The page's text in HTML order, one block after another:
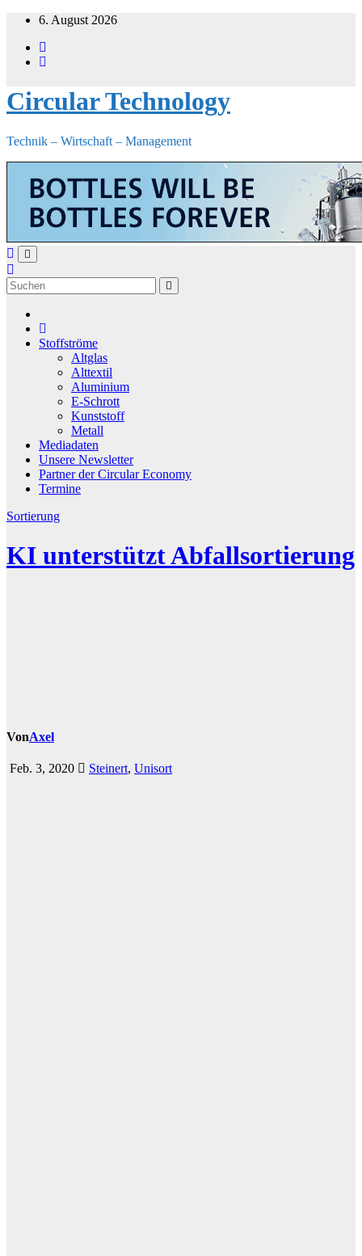
Zum
springen
6. August 2026
Circular Technology
Technik – Wirtschaft – Management
Stoffströme
Altglas
Alttextil
Aluminium
E-Schrott
Kunststoff
Metall
Mediadaten
Unsere Newsletter
Partner der Circular Economy
Termine
Sortierung
KI unterstützt Abfallsortierung
VonAxel
Feb. 3, 2020 Steinert, Unisort